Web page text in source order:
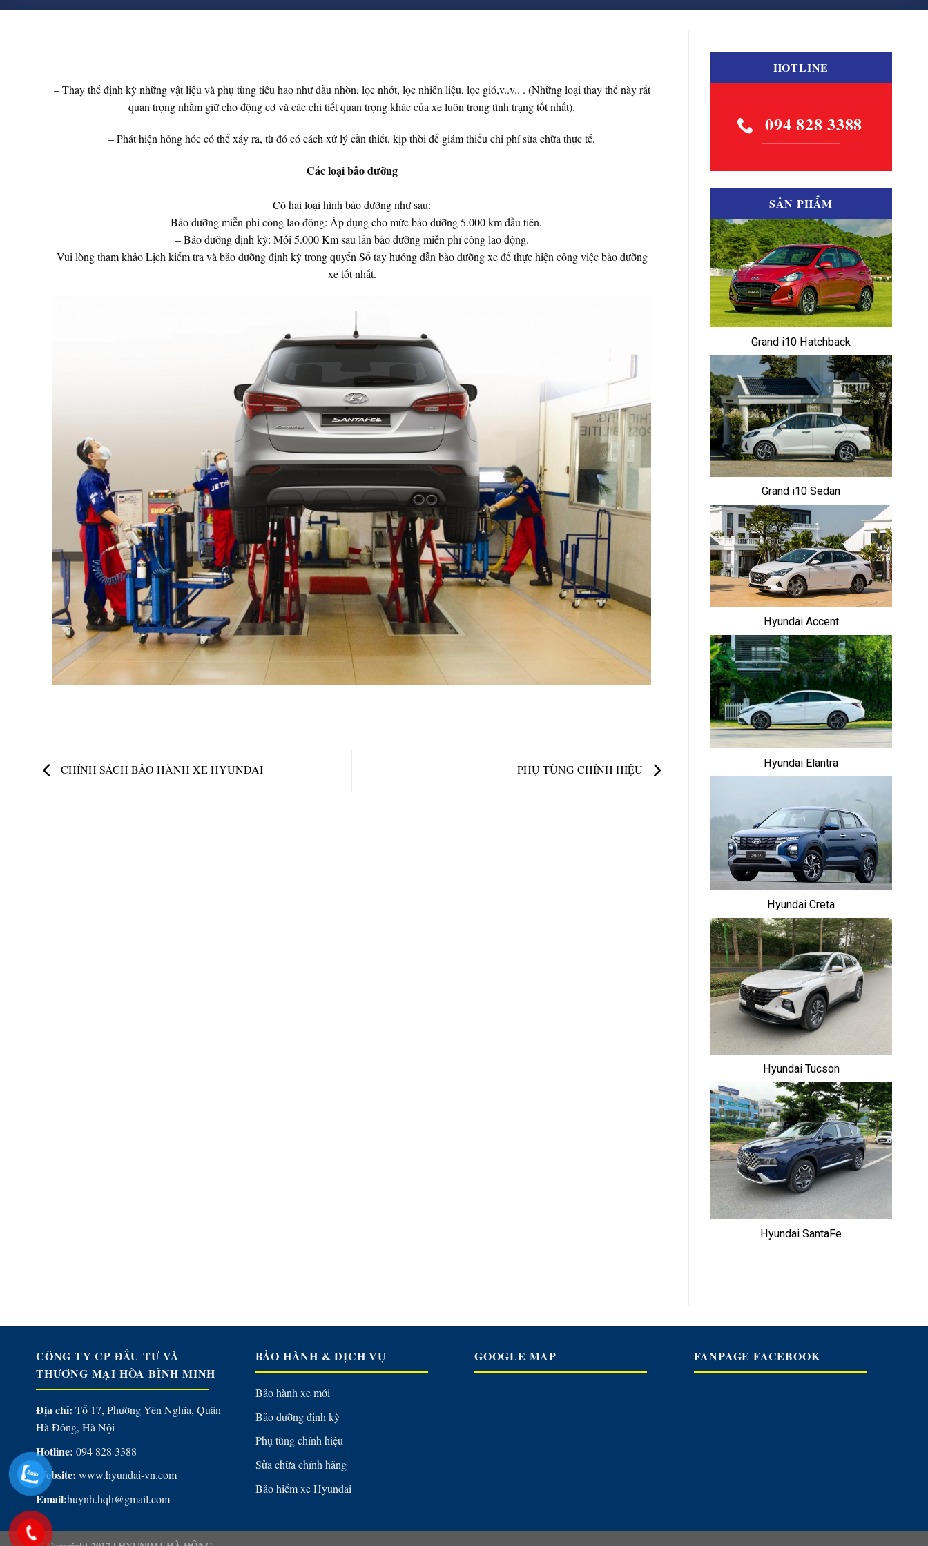
– Thay thế định kỳ những vật liệu và phụ tùng tiêu hao như dầu nhờn, lọc nhớt, lọc nhiên liệu, lọc gió,v..v.. . (Những loại thay thế này rất
quan trọng nhằm giữ cho động cơ và các chi tiết quan trọng khác của xe luôn trong tình trạng tốt nhất).
– Phát hiện hỏng hóc có thể xảy ra, từ đó có cách xử lý cần thiết, kịp thời để giảm thiểu chi phí sửa chữa thực tế.
Các loại bảo dưỡng
Có hai loại hình bảo dưỡng như sau:
– Bảo dưỡng miễn phí công lao động: Áp dụng cho mức bảo dưỡng 5.000 km đầu tiên.
– Bảo dưỡng định kỳ: Mỗi 5.000 Km sau lần bảo dưỡng miễn phí công lao động.
Vui lòng tham khảo Lịch kiểm tra và bảo dưỡng định kỳ trong quyển Sổ tay hướng dẫn bảo dưỡng xe để thực hiện công việc bảo dưỡng
xe tốt nhất.
CHÍNH SÁCH BẢO HÀNH XE HYUNDAI PHỤ TÙNG CHÍNH HIỆU
HOTLINE
094 828 3388
SẢN PHẨM
Grand i10 Hatchback
Grand i10 Sedan
Hyundai Accent
Hyundai Elantra
Hyundai Creta
Hyundai Tucson
Hyundai SantaFe
CÔNG TY CP ĐẦU TƯ VÀ
THƯƠNG MẠI HÒA BÌNH MINH
Địa chỉ: Tổ 17, Phường Yên Nghĩa, Quận
Hà Đông, Hà Nội
Hotline: 094 828 3388
Website: www.hyundai-vn.com
Email:huynh.hqh@gmail.com
BẢO HÀNH & DỊCH VỤ
Bảo hành xe mới
Bảo dưỡng định kỳ
Phụ tùng chính hiệu
Sửa chữa chính hãng
Bảo hiểm xe Hyundai
GOOGLE MAP FANPAGE FACEBOOK